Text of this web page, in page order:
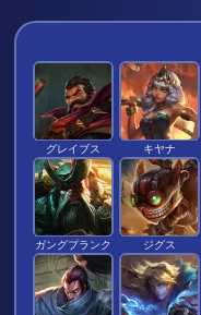
グレイブス キヤナ
ガングプランク ジグス